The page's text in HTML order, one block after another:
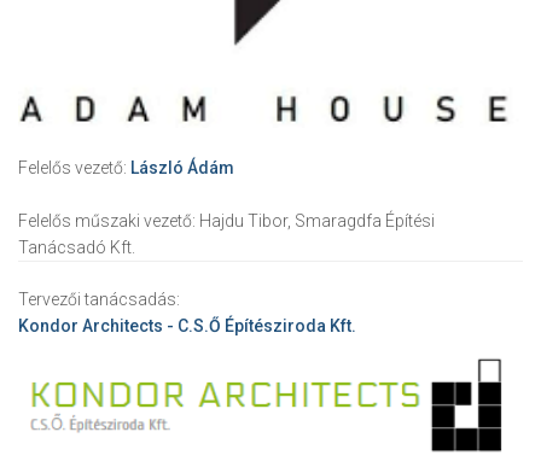
Felelős vezető: László Ádám
Felelős műszaki vezető: Hajdu Tibor, Smaragdfa Építési
Tanácsadó Kft.
Tervezői tanácsadás:
Kondor Architects - C.S.Ő Építésziroda Kft.